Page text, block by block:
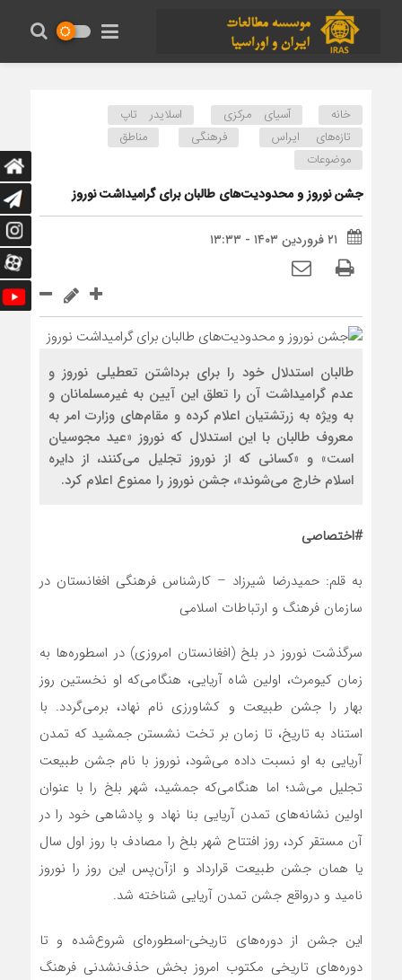
خانه آسیای مرکزی
اسلایدر تاپ
تازه‌های ایراس
فرهنگی
مناطق
موضوعات
جشن نوروز و محدودیت‌های طالبان برای گرامیداشت نوروز
۲۱ فروردین ۱۴۰۳ - ۱۳:۳۳
طالبان استدلال خود را برای برداشتن تعطیلی نوروز و
عدم گرامیداشت آن را تعلق این آیین به غیرمسلمانان و
به ‌ویژه به زرتشتیان اعلام کرده و مقام‌های وزارت امر به
معروف طالبان با این استدلال که نوروز «عید مجوسیان
است» و «کسانی که از نوروز تجلیل می‌کنند، از دایره
اسلام خارج می‌شوند»، جشن نوروز را ممنوع اعلام کرد.
#اختصاصی
به قلم: حمیدرضا شیرزاد – کارشناس فرهنگی افغانستان در
سازمان فرهنگ و ارتباطات اسلامی
سرگذشت نوروز در بلخ (افغانستان امروزی) در اسطوره‌ها به
زمان کیومرث، اولین شاه آریایی، هنگامی‌که او نخستین روز
بهار را جشن طبیعت و کشاورزی نام نهاد، برمی‌گردد. با
استناد به تاریخ، تا زمان ‌بر تخت ‌نشستن جمشید که تمدن
آریایی به او نسبت داده می‌شود، نوروز با نام جشن طبیعت
تجلیل می‌شد؛ اما هنگامی‌که جمشید، شهر بلخ را با عنوان
اولین نشانه‌های تمدن آریایی بنا نهاد و پادشاهی خود را در
آن مستقر کرد، روز افتتاح شهر بلخ را مصادف با روز اول سال
یا همان جشن طبیعت قرارداد و ازآن‌پس این روز را نوروز
نامید و درواقع جشن تمدن آریایی شناخته شد.
این جشن از دوره‌های تاریخی-اسطوره‌ای شروع‌شده و تا
دوره‌های تاریخی مکتوب امروز بخش حذف‌نشدنی فرهنگ